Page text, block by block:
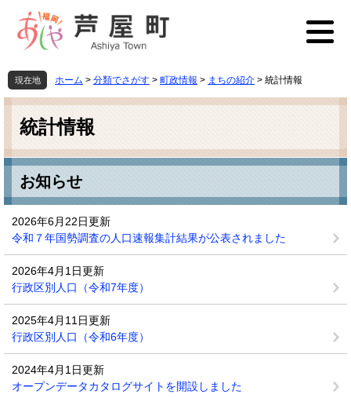
先
頭
を
飛
本
現在地 ホーム > 分類でさがす > 町政情報 > まちの紹介 > 統計情報
本
統計情報
お知らせ
2026年6月22日更新
令和７年国勢調査の人口速報集計結果が公表されました
2026年4月1日更新
行政区別人口（令和7年度）
2025年4月11日更新
行政区別人口（令和6年度）
2024年4月1日更新
オープンデータカタログサイトを開設しました